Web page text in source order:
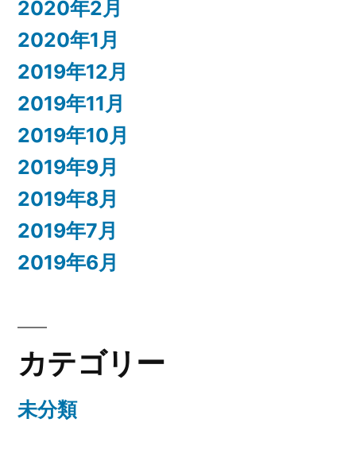
2020年2月
2020年1月
2019年12月
2019年11月
2019年10月
2019年9月
2019年8月
2019年7月
2019年6月
カテゴリー
未分類